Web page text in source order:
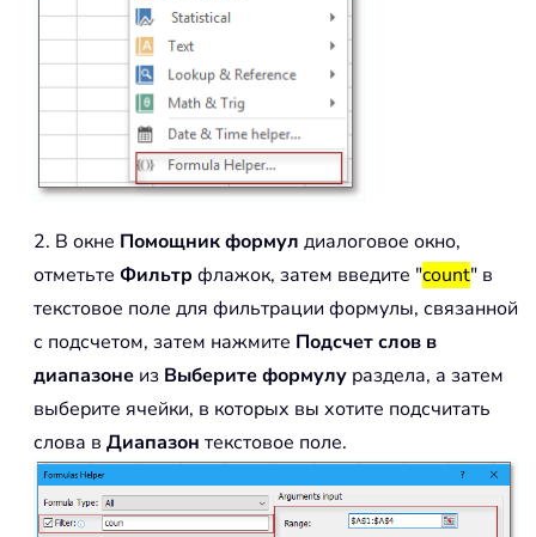
2. В окне Помощник формул диалоговое окно,
отметьте Фильтр флажок, затем введите "count" в
текстовое поле для фильтрации формулы, связанной
с подсчетом, затем нажмите Подсчет слов в
диапазоне из Выберите формулу раздела, а затем
выберите ячейки, в которых вы хотите подсчитать
слова в Диапазон текстовое поле.